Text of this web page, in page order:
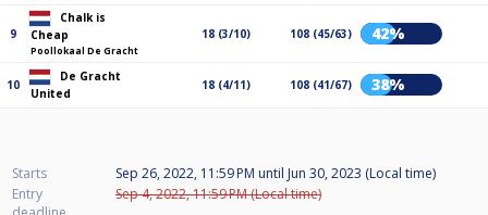
9
Chalk is
Cheap
Poollokaal De Gracht
18 (3/10) 108 (45/63) 42%
10
De Gracht
United
18 (4/11) 108 (41/67) 38%
Starts Sep 26, 2022, 11:59 PM until Jun 30, 2023 (Local time)
Entry
Sep 4, 2022, 11:59 PM (Local time)